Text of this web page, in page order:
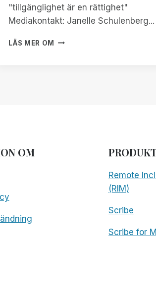
"tillgänglighet är en rättighet"
Mediakontakt: Janelle Schulenberg...
LÄS MER OM PRESSMEDDELANDE:
OM
Remote
(RIM)
Scribe
Scribe for